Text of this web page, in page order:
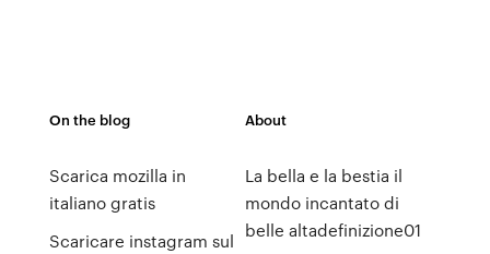
On the blog
Scarica mozilla in
italiano gratis
Scaricare instagram sul
About
La bella e la bestia il
mondo incantato di
belle altadefinizione01